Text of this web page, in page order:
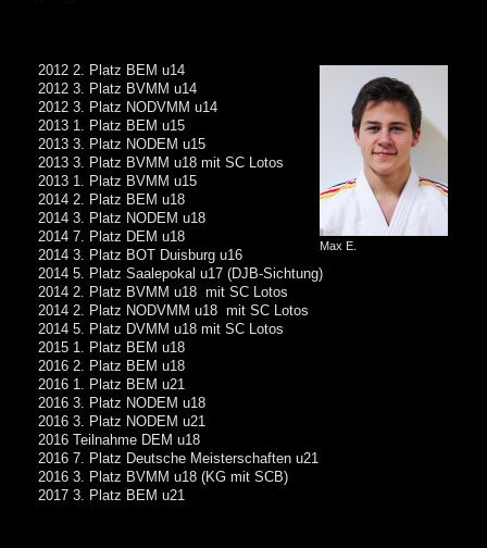
Max E.
2012 2. Platz BEM u14
2012 3. Platz BVMM u14
2012 3. Platz NODVMM u14
2013 1. Platz BEM u15
2013 3. Platz NODEM u15
2013 3. Platz BVMM u18 mit SC Lotos
2013 1. Platz BVMM u15
2014 2. Platz BEM u18
2014 3. Platz NODEM u18
2014 7. Platz DEM u18
2014 3. Platz BOT Duisburg u16
2014 5. Platz Saalepokal u17 (DJB-Sichtung)
2014 2. Platz BVMM u18 mit SC Lotos
2014 2. Platz NODVMM u18 mit SC Lotos
2014 5. Platz DVMM u18 mit SC Lotos
2015 1. Platz BEM u18
2016 2. Platz BEM u18
2016 1. Platz BEM u21
2016 3. Platz NODEM u18
2016 3. Platz NODEM u21
2016 Teilnahme DEM u18
2016 7. Platz Deutsche Meisterschaften u21
2016 3. Platz BVMM u18 (KG mit SCB)
2017 3. Platz BEM u21